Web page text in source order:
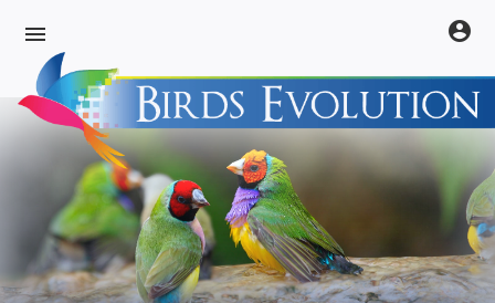
menu account_circle